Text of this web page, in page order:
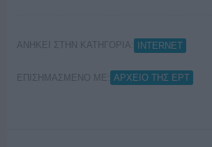
ΑΝΗΚΕΙ ΣΤΗΝ ΚΑΤΗΓΟΡΙΑ: INTERNET
ΕΠΙΣΗΜΑΣΜΕΝΟ ΜΕ: ΑΡΧΕΙΟ ΤΗΣ ΕΡΤ